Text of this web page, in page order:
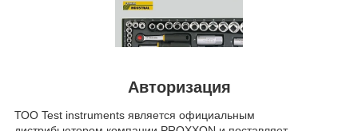
Авторизация
ТОО Test instruments является официальным